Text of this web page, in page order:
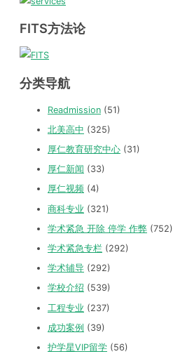
FITS方法论
分类导航
Readmission (51)
北美高中 (325)
厚仁教育研究中心 (31)
厚仁新闻 (33)
厚仁视频 (4)
商科专业 (321)
学术紧急 开除 停学 作弊 (752)
学术紧急专栏 (292)
学术辅导 (292)
学校介绍 (539)
工程专业 (237)
成功案例 (39)
护学星VIP留学 (56)